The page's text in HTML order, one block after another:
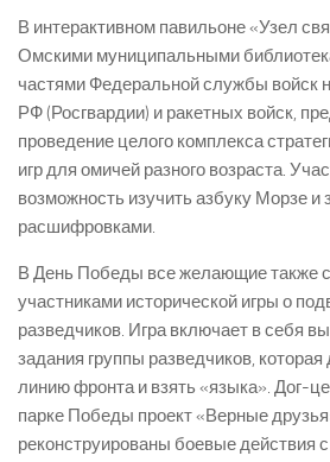
В интерактивном павильоне «Узел
Омскими муниципальными
частями Федеральной службы войск
РФ (Росгвардии) и ракетных войск,
проведение целого комплекса
игр для омичей разного возраста.
возможность изучить азбуку Морзе и
расшифровками.
В День Победы все желающие также
участниками исторической игры о
разведчиков. Игра включает в себя
задания группы разведчиков,
линию фронта и взять «языка». Дог-
парке Победы проект «Верные
реконструированы боевые действия